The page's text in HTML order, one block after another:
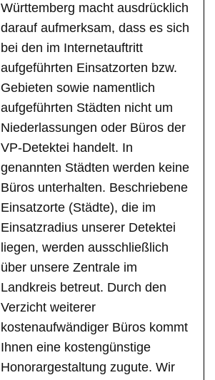
Württemberg macht ausdrücklich
darauf aufmerksam, dass es sich
bei den im Internetauftritt
aufgeführten Einsatzorten bzw.
Gebieten sowie namentlich
aufgeführten Städten nicht um
Niederlassungen oder Büros der
VP-Detektei handelt. In
genannten Städten werden keine
Büros unterhalten. Beschriebene
Einsatzorte (Städte), die im
Einsatzradius unserer Detektei
liegen, werden ausschließlich
über unsere Zentrale im
Landkreis betreut. Durch den
Verzicht weiterer
kostenaufwändiger Büros kommt
Ihnen eine kostengünstige
Honorargestaltung zugute. Wir